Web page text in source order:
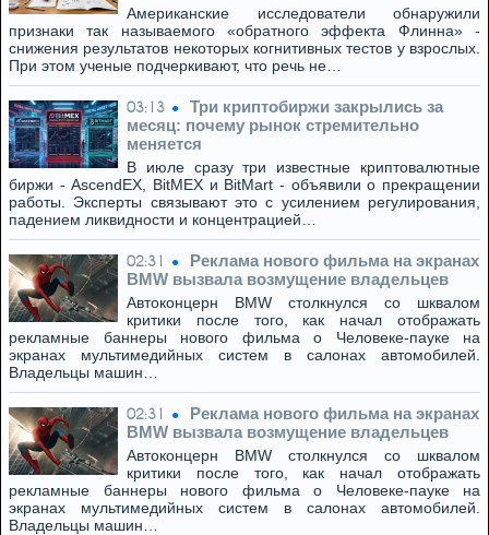
Американские исследователи обнаружили
признаки так называемого «обратного эффекта Флинна» -
снижения результатов некоторых когнитивных тестов у взрослых.
При этом ученые подчеркивают, что речь не…
03:13
Три криптобиржи закрылись за
месяц: почему рынок стремительно
меняется
В июле сразу три известные криптовалютные
биржи - AscendEX, BitMEX и BitMart - объявили о прекращении
работы. Эксперты связывают это с усилением регулирования,
падением ликвидности и концентрацией…
02:31
Реклама нового фильма на экранах
BMW вызвала возмущение владельцев
Автоконцерн BMW столкнулся со шквалом
критики после того, как начал отображать
рекламные баннеры нового фильма о Человеке-пауке на
экранах мультимедийных систем в салонах автомобилей.
Владельцы машин…
02:31
Реклама нового фильма на экранах
BMW вызвала возмущение владельцев
Автоконцерн BMW столкнулся со шквалом
критики после того, как начал отображать
рекламные баннеры нового фильма о Человеке-пауке на
экранах мультимедийных систем в салонах автомобилей.
Владельцы машин…